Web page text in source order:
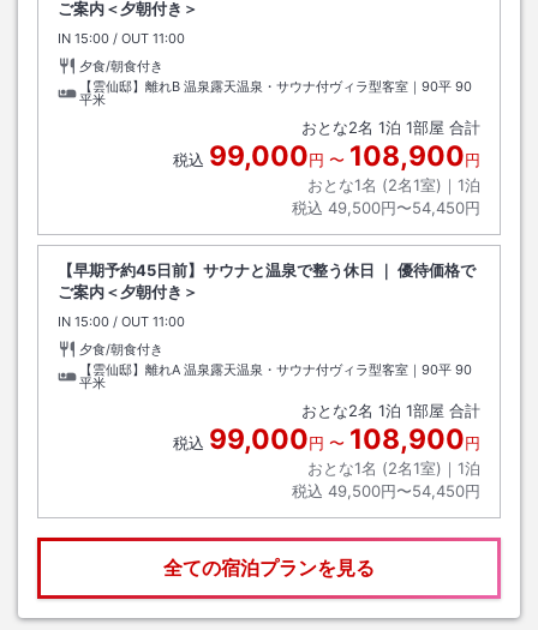
ご案内＜夕朝付き＞
IN チェックイン
15:00 / OUT チェックアウト
11:00
夕食/朝食付き
【雲仙邸】離れB 温泉露天温泉・サウナ付ヴィラ型客室｜90平 90
平米
おとな2名 1泊 1部屋 合計
税込 99,000円 〜 108,900円
おとな1名 (2名1室)｜ 1泊
税込 49,500円〜54,450円
【早期予約45日前】サウナと温泉で整う休日 ｜ 優待価格で
ご案内＜夕朝付き＞
IN チェックイン
15:00 / OUT チェックアウト
11:00
夕食/朝食付き
【雲仙邸】離れA 温泉露天温泉・サウナ付ヴィラ型客室｜90平 90
平米
おとな2名 1泊 1部屋 合計
税込 99,000円 〜 108,900円
おとな1名 (2名1室)｜ 1泊
税込 49,500円〜54,450円
全ての宿泊プランを見る